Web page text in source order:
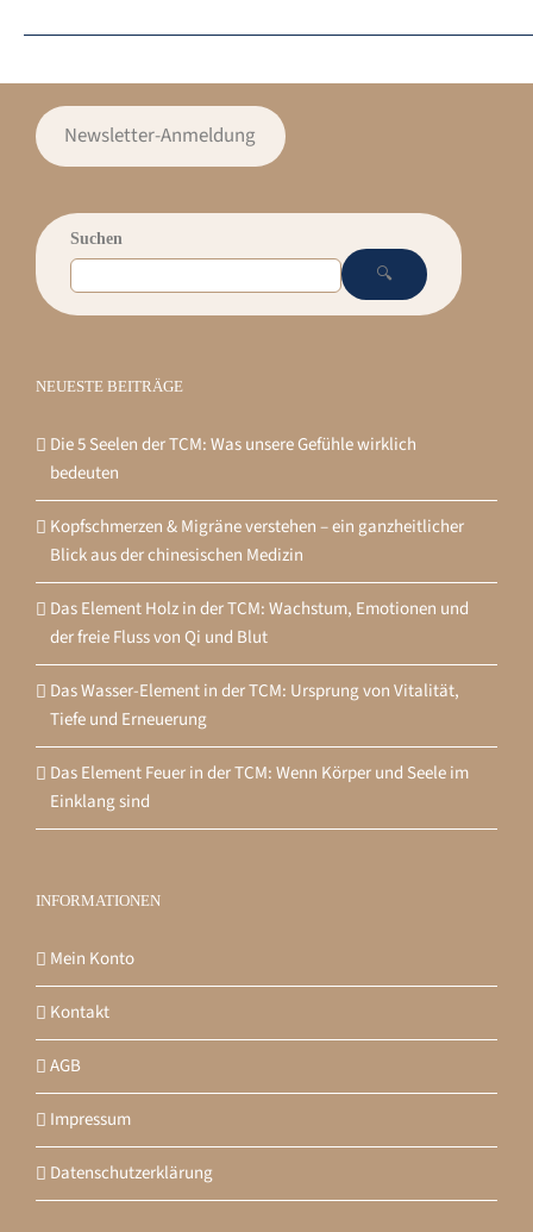
Newsletter-Anmeldung
Suchen
🔍
NEUESTE BEITRÄGE
Die 5 Seelen der TCM: Was unsere Gefühle wirklich
bedeuten
Kopfschmerzen & Migräne verstehen – ein ganzheitlicher
Blick aus der chinesischen Medizin
Das Element Holz in der TCM: Wachstum, Emotionen und
der freie Fluss von Qi und Blut
Das Wasser-Element in der TCM: Ursprung von Vitalität,
Tiefe und Erneuerung
Das Element Feuer in der TCM: Wenn Körper und Seele im
Einklang sind
INFORMATIONEN
Mein Konto
Kontakt
AGB
Impressum
Datenschutzerklärung